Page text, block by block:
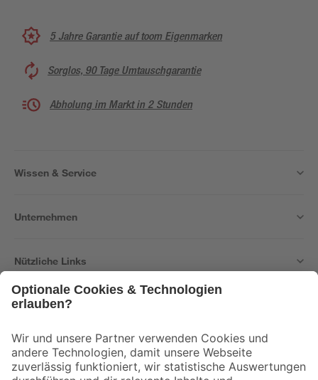
5 Jahre Garantie auf toom Eigenmarken
Sorglos, 90 Tage Umtauschgarantie
Abholung im Markt in 2 Stunden
Wissen & Service
Unternehmen
Nützliche Links
Der toom Newsletter: Keine Angebote und Aktionen mehr verpassen!
Zur Newsletter Anmeldung